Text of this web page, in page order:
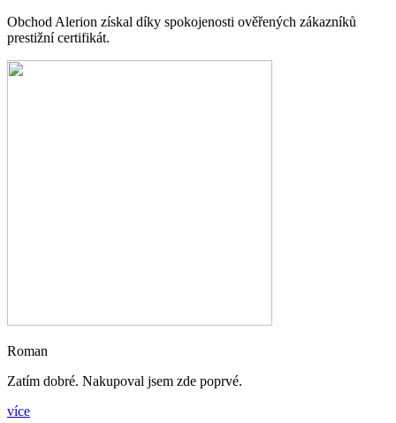
Obchod Alerion získal díky spokojenosti ověřených zákazníků
prestižní certifikát.
Roman
Zatím dobré. Nakupoval jsem zde poprvé.
více